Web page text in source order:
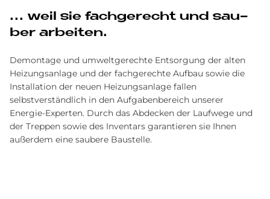
... weil sie fach­ge­recht und sau­
ber ar­bei­ten.
Demontage und umweltgerechte Entsorgung der alten
Heizungs­anlage und der fachgerechte Aufbau sowie die
Installation der neuen Heizungs­anlage fallen
selbstverständlich in den Aufgaben­bereich unserer
Energie-Experten. Durch das Abdecken der Laufwege und
der Treppen sowie des Inventars garantieren sie Ihnen
außerdem eine saubere Baustelle.